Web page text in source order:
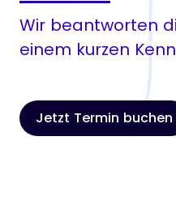
Wir beantworten
einem kurzen
Jetzt Termin buchen